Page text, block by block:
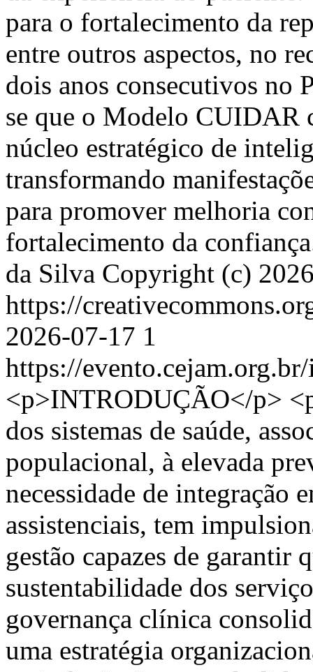
para o fortalecimento da
entre outros aspectos, no
dois anos consecutivos no
se que o Modelo CUIDAR
núcleo estratégico de
transformando
para promover melhoria
fortalecimento da
da Silva Copyright (c)
https://
2026-07-17 1
https://
<p>INTRODUÇÃO</p>
dos sistemas de saúde,
populacional, à elevada
necessidade de integração
assistenciais, tem
gestão capazes de garantir
sustentabilidade dos
governança clínica
uma estratégia